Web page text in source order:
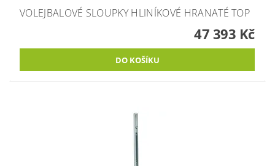
VOLEJBALOVÉ SLOUPKY HLINÍKOVÉ HRANATÉ TOP
47 393 Kč